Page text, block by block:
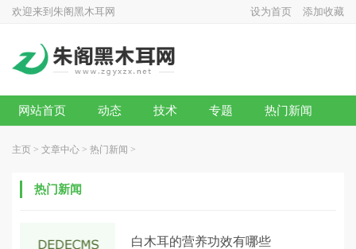
欢迎来到朱阁黑木耳网 设为首页 添加收藏
网站首页 动态 技术 专题 热门新闻
主页 > 文章中心 > 热门新闻 >
热门新闻
白木耳的营养功效有哪些